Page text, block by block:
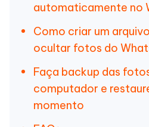
automaticamente no
Como criar um
ocultar fotos do
Faça backup das
computador e
momento